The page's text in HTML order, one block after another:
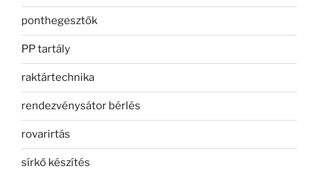
ponthegesztők
PP tartály
raktártechnika
rendezvénysátor bérlés
rovarirtás
sírkő készítés